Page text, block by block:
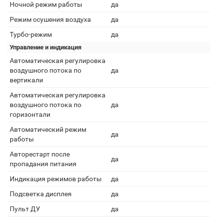
Ночной режим работы
да
Режим осушения воздуха
да
Турбо-режим
да
Управление и индикация
Автоматическая регулировка
воздушного потока по
вертикали
да
Автоматическая регулировка
воздушного потока по
горизонтали
да
Автоматический режим
работы
да
Авторестарт после
пропадания питания
да
Индикация режимов работы
да
Подсветка дисплея
да
Пульт ДУ
да